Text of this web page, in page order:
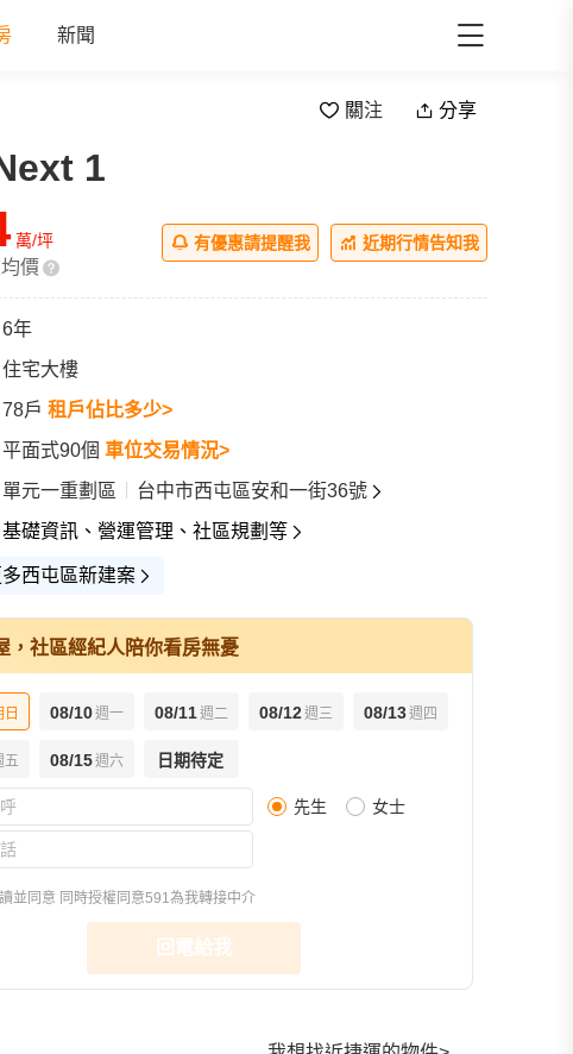
新聞
關注 分享
all
樣品屋(30) 環境圖(10)
1
萬/坪
價
有優惠請提醒我 近期行情告知我
6年
住宅大樓
78戶 租戶佔比多少>
平面式90個 車位交易情況>
單元一重劃區
台中市西屯區安和一街36號
基礎資訊、營運管理、社區規劃等
西屯區新建案
，社區經紀人陪你看房無憂
日 08/10週一 08/11週二 08/12週三 08/13週四
五 08/15週六 日期待定
先生 女士
並同意 同時授權同意591為我轉接中介
回電給我